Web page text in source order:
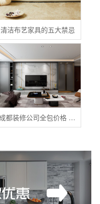
清洁布艺家具的五大禁忌
成都装修公司全包价格 成都全包装修多少钱一平